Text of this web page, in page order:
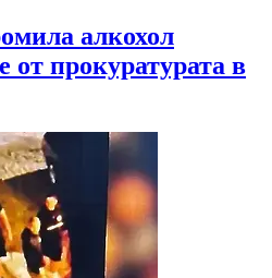
алкохол
от прокуратурата в